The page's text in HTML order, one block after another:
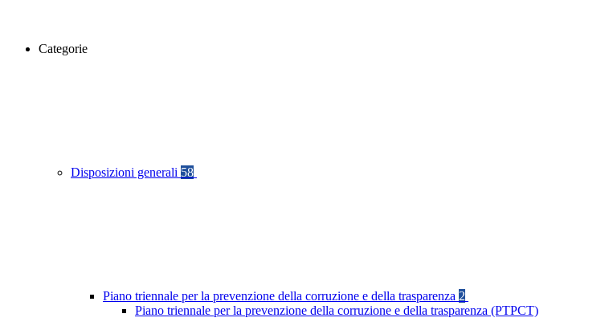
Categorie
Disposizioni generali 58
Piano triennale per la prevenzione della corruzione e della trasparenza 2
Piano triennale per la prevenzione della corruzione e della trasparenza (PTPCT)